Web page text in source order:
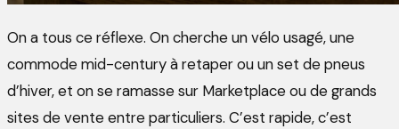
On a tous ce réflexe. On cherche un vélo usagé, une
commode mid-century à retaper ou un set de pneus
d’hiver, et on se ramasse sur Marketplace ou de grands
sites de vente entre particuliers. C’est rapide, c’est